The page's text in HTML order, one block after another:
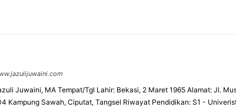
Juwaini, MA Tempat/Tgl Lahir: Bekasi, 2 Maret 1965 Alamat: Jl.
Kampung Sawah, Ciputat, Tangsel Riwayat Pendidikan: S1 -